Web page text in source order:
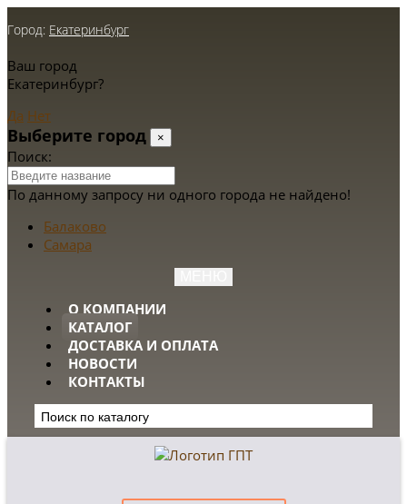
Город: Екатеринбург
Ваш город
Екатеринбург?
Да Нет
Выберите город ×
Поиск:
По данному запросу ни одного города не найдено!
Балаково
Самара
О КОМПАНИИ
КАТАЛОГ
ДОСТАВКА И ОПЛАТА
НОВОСТИ
КОНТАКТЫ